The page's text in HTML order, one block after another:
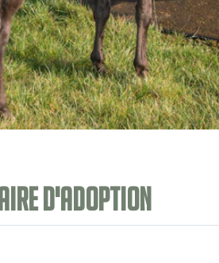
d'adoption